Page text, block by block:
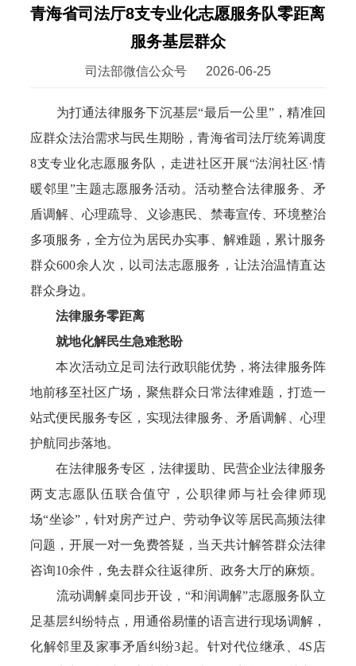
青海省司法厅8支专业化志愿服务队零距离
服务基层群众
司法部微信公众号 2026-06-25
为打通法律服务下沉基层“最后一公里”，精准回
应群众法治需求与民生期盼，青海省司法厅统筹调度
8支专业化志愿服务队，走进社区开展“法润社区·情
暖邻里”主题志愿服务活动。活动整合法律服务、矛
盾调解、心理疏导、义诊惠民、禁毒宣传、环境整治
多项服务，全方位为居民办实事、解难题，累计服务
群众600余人次，以司法志愿服务，让法治温情直达
群众身边。
法律服务零距离
就地化解民生急难愁盼
本次活动立足司法行政职能优势，将法律服务阵
地前移至社区广场，聚焦群众日常法律难题，打造一
站式便民服务专区，实现法律服务、矛盾调解、心理
护航同步落地。
在法律服务专区，法律援助、民营企业法律服务
两支志愿队伍联合值守，公职律师与社会律师现
场“坐诊”，针对房产过户、劳动争议等居民高频法律
问题，开展一对一免费答疑，当天共计解答群众法律
咨询10余件，免去群众往返律所、政务大厅的麻烦。
流动调解桌同步开设，“和润调解”志愿服务队立
足基层纠纷特点，用通俗易懂的语言进行现场调解，
化解邻里及家事矛盾纠纷3起。针对代位继承、4S店